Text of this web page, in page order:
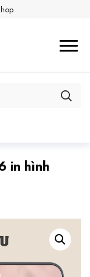
in hình